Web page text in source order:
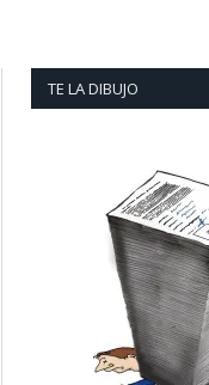
TE LA DIBUJO